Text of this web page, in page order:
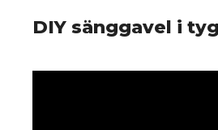
DIY sänggavel i tyg